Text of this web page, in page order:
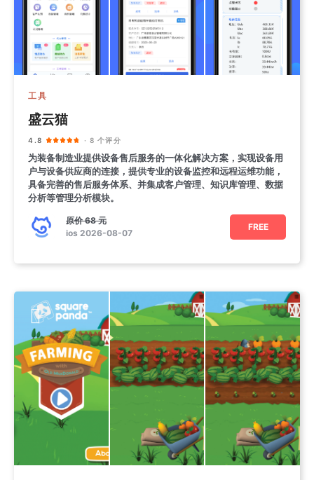
工具
盛云猫
4.8 · 8 个评分
为装备制造业提供设备售后服务的一体化解决方案，实现设备用
户与设备供应商的连接，提供专业的设备监控和远程运维功能，
具备完善的售后服务体系、并集成客户管理、知识库管理、数据
分析等管理分析模块。
原价68 元
ios 2026-08-07
FREE